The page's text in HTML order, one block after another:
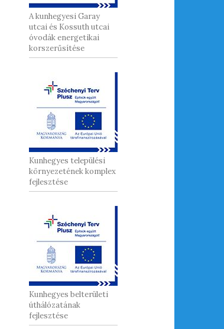
A kunhegyesi Garay
utcai és Kossuth utcai
óvodák energetikai
korszerűsítése
Kunhegyes települési
környezetének komplex
fejlesztése
Kunhegyes belterületi
úthálózatának
fejlesztése